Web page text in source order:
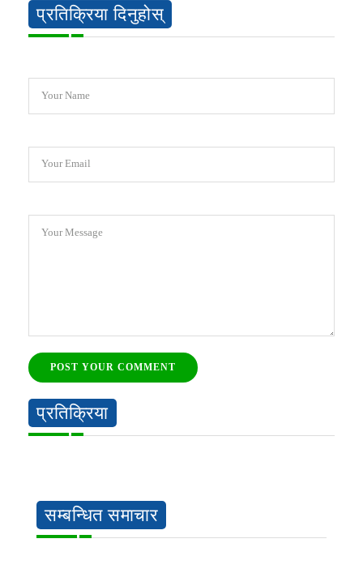
प्रतिक्रिया दिनुहोस्
Your Name
Your Email
Your Message
POST YOUR COMMENT
प्रतिक्रिया
सम्बन्धित समाचार